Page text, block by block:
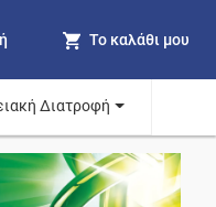
Το καλάθι μου
Διατροφή